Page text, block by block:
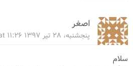
اصغر
پنجشنبه، ۲۸ تیر ۱۳۹۷ at ۱۱:۲۶
سلام